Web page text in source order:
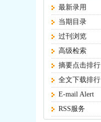
最新录用
当期目录
过刊浏览
高级检索
摘要点击排行
全文下载排行
E-mail Alert
RSS服务